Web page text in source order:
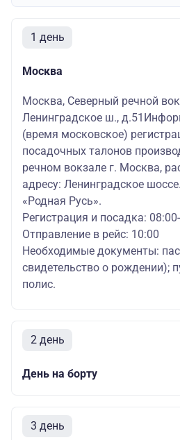
1 день
Москва
Москва, Северный речной
Ленинградское ш.,
(время московское)
посадочных талонов
речном вокзале г. Москва,
адресу: Ленинградское
«Родная Русь».
Регистрация и посадка:
Отправление в рейс: 10:00
Необходимые документы:
свидетельство о рождении);
полис.
2 день
День на борту
3 день